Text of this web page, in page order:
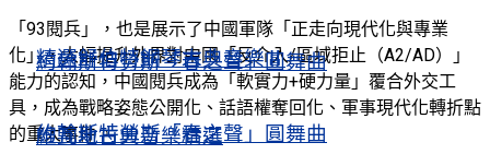
約翰斯特勞斯「春之聲」圓舞曲
維瓦地古典音樂精選
精選舒伯特鋼琴古典音樂Ⅱ
約翰斯特勞斯「春之聲」圓舞曲
「93閱兵」，也是展示了中國軍隊「正走向現代化與專業
化」，大幅提升外界對中國「反介入/區域拒止（A2/AD）」
能力的認知，中國閱兵成為「軟實力+硬力量」覆合外交工
具，成為戰略姿態公開化、話語權奪回化、軍事現代化轉折點
的重大事件。